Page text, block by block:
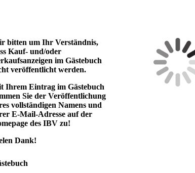
bitten um Ihr Verständnis,
Kauf- und/oder
im Gästebuch
veröffentlicht werden.
Ihrem Eintrag im Gästebuch
Sie der Veröffentlichung
vollständigen Namens und
E-Mail-Adresse auf der
des IBV zu!
Dank!